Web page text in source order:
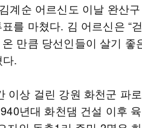
계순 어르신도 이날 완산
를 마쳤다. 김 어르신은 “
만큼 당선인들이 살기 좋
.
이상 걸린 강원 화천군 파
년대 화천댐 건설 이후